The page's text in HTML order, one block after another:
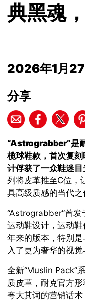
典黑魂
2026年1月27
分享
“Astrograbber”是
榄球鞋款，首次复
计俘获了一众鞋迷目
列将皮革推至C位，
具高级质感的当代之
“Astrograbber”首发
运动鞋设计，运动
年来的版本，特别是
入了更为奢华的视
全新“Muslin Pack”
质皮革，耐克官方
夸大其词的营销话